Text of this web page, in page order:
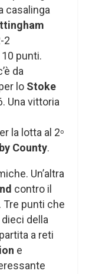
casalinga
2
punti.
da
lo Stoke
Una vittoria
la lotta al 2o
County.
Un’altra
contro il
Tre punti che
della
a reti
e